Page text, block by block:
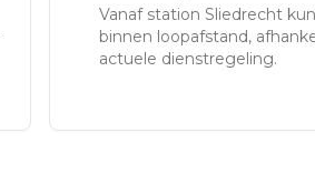
Vanaf station Sliedrecht
binnen loopafstand,
actuele dienstregeling.